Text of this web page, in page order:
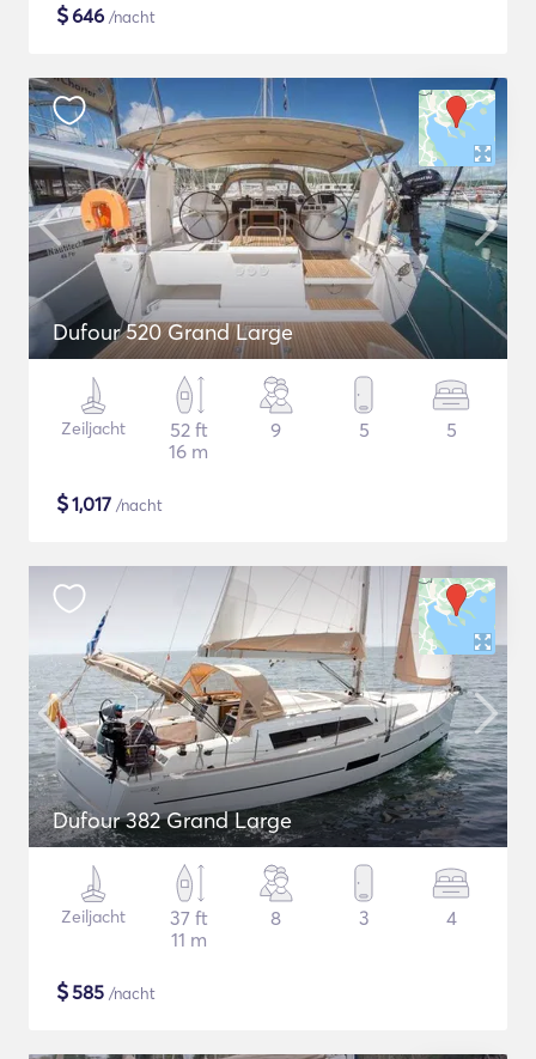
$646 /nacht
Dufour 520 Grand Large
Zeiljacht
52 ft
16 m
9 5 5
$1,017 /nacht
Dufour 382 Grand Large
Zeiljacht
37 ft
11 m
8 3 4
$585 /nacht